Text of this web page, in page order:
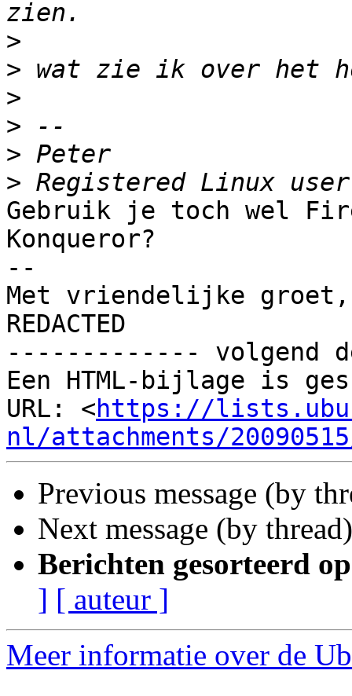
>
>
>
>
>
>
Gebruik je toch wel
Konqueror?
--
Met vriendelijke groet,
REDACTED
------------- volgend
Een HTML-bijlage is
URL: <https://
nl/attachments/
Previous message (by
Next message (by
Berichten gesorteerd
] [ auteur ]
Meer informatie over de